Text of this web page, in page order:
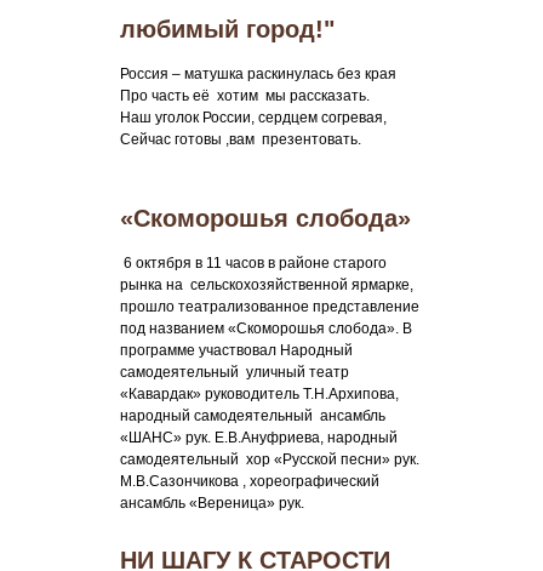
любимый город!"
Россия – матушка раскинулась без края
Про часть её хотим мы рассказать.
Наш уголок России, сердцем согревая,
Сейчас готовы ,вам презентовать.
«Скоморошья слобода»
6 октября в 11 часов в районе старого
рынка на сельскохозяйственной ярмарке,
прошло театрализованное представление
под названием «Скоморошья слобода». В
программе участвовал Народный
самодеятельный уличный театр
«Кавардак» руководитель Т.Н.Архипова,
народный самодеятельный ансамбль
«ШАНС» рук. Е.В.Ануфриева, народный
самодеятельный хор «Русской песни» рук.
М.В.Сазончикова , хореографический
ансамбль «Вереница» рук.
НИ ШАГУ К СТАРОСТИ